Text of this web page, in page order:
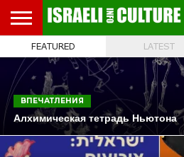
ВЫСТАВКИ
МУЗЕИ
СТРАНА
ФЕСТИВАЛЕЙ
ТЕАТР
КНИГИ.
ТЕКСТЫ
МУЗЫКА
РЕЛИГИЯ/
ИСТОРИЯ
ДВИЖЕНИЕ
ДЕТИ
ВЫХОДНОГО
ДНЯ
МАРШРУТЫ
ПРОГУЛЬЩИКА
ВИДЕО-
РЕЧИ
ВПЕЧАТЛЕНИЯ
ВСТРЕЧИ
И
ЛЕКЦИИ
ИНТЕРВЬЮ
КИНО
TEL
AVIV
GLOBAL
FEATURED LATEST
ВПЕЧАТЛЕНИЯ
Алхимическая тетрадь Ньютона